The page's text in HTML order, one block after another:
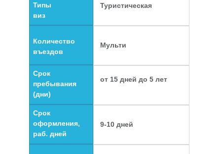
Мульти
Срок
оформления,
раб. дней
9-10 дней
Срок
пребывания
(дни)
Количество
въездов
от 15 дней до 5 лет
Туристическая
Типы
виз